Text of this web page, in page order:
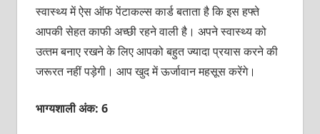
स्‍वास्‍थ्‍य में ऐस ऑफ पेंटाकल्‍स कार्ड बताता है कि इस हफ्ते
आपकी सेहत काफी अच्‍छी रहने वाली है। अपने स्‍वास्‍थ्‍य को
उत्‍तम बनाए रखने के लिए आपको बहुत ज्‍यादा प्रयास करने की
जरूरत नहीं पड़ेगी। आप खुद में ऊर्जावान महसूस करेंगे।
भाग्यशाली अंक: 6